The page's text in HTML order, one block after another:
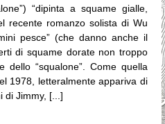
“dipinta a squame gialle,
recente romanzo solista di Wu
pesce” (che danno anche il
di squame dorate non troppo
dello “squalone”. Come quella
1978, letteralmente appariva di
di Jimmy, [...]